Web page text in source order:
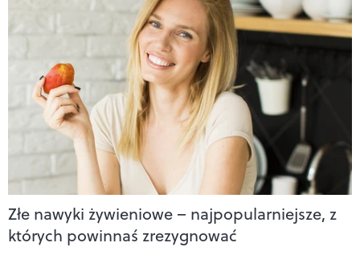
Złe nawyki żywieniowe – najpopularniejsze, z
których powinnaś zrezygnować